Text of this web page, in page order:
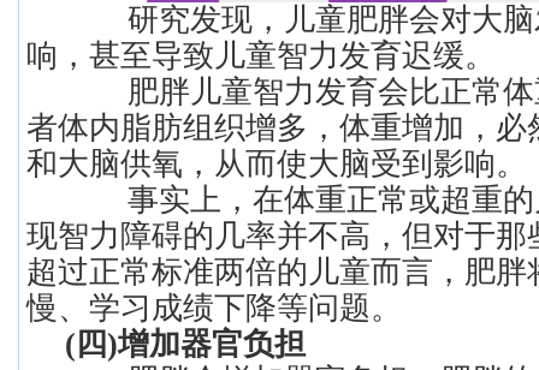
研究发现，儿童肥胖会对大脑
响，甚至导致儿童智力发育迟缓。
肥胖儿童智力发育会比正常体
者体内脂肪组织增多，体重增加，必
和大脑供氧，从而使大脑受到影响。
事实上，在体重正常或超重的
现智力障碍的几率并不高，但对于那
超过正常标准两倍的儿童而言，肥
慢、学习成绩下降等问题。
(四)增加器官负担